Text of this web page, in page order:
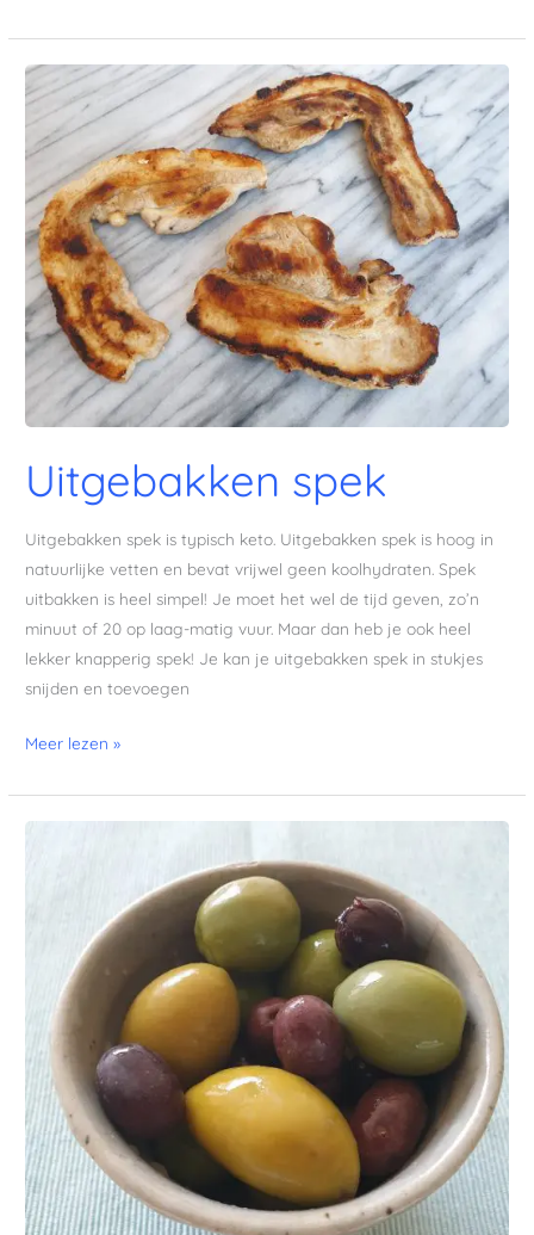
Uitgebakken spek
Uitgebakken spek is typisch keto. Uitgebakken spek is hoog in
natuurlijke vetten en bevat vrijwel geen koolhydraten. Spek
uitbakken is heel simpel! Je moet het wel de tijd geven, zo’n
minuut of 20 op laag-matig vuur. Maar dan heb je ook heel
lekker knapperig spek! Je kan je uitgebakken spek in stukjes
snijden en toevoegen
Uitgebakken
spek
Meer lezen »